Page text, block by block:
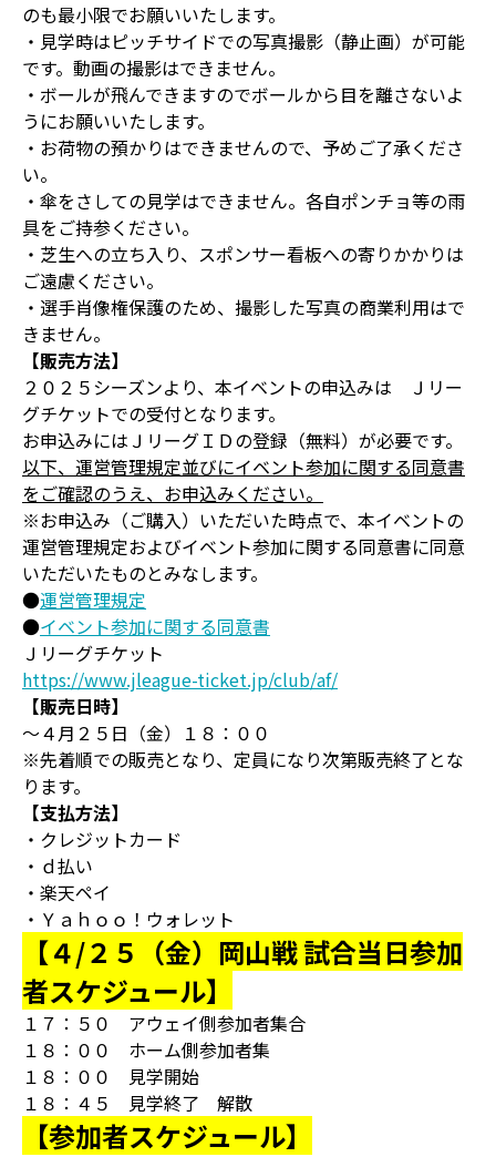
のも最小限でお願いいたします。
・見学時はピッチサイドでの写真撮影（静止画）が可能
です。動画の撮影はできません。
・ボールが飛んできますのでボールから目を離さないよ
うにお願いいたします。
・お荷物の預かりはできませんので、予めご了承くださ
い。
・傘をさしての見学はできません。各自ポンチョ等の雨
具をご持参ください。
・芝生への立ち入り、スポンサー看板への寄りかかりは
ご遠慮ください。
・選手肖像権保護のため、撮影した写真の商業利用はで
きません。
【販売方法】
２０２５シーズンより、本イベントの申込みは Ｊリー
グチケットでの受付となります。
お申込みにはＪリーグＩＤの登録（無料）が必要です。
以下、運営管理規定並びにイベント参加に関する同意書
をご確認のうえ、お申込みください。
※お申込み（ご購入）いただいた時点で、本イベントの
運営管理規定およびイベント参加に関する同意書に同意
いただいたものとみなします。
●運営管理規定
●イベント参加に関する同意書
Ｊリーグチケット
https://www.jleague-ticket.jp/club/af/
【販売日時】
～４月２５日（金）１８：００
※先着順での販売となり、定員になり次第販売終了とな
ります。
【支払方法】
・クレジットカード
・ｄ払い
・楽天ペイ
・Ｙａｈｏｏ！ウォレット
【４/２５（金）岡山戦 試合当日参加
者スケジュール】
１７：５０ アウェイ側参加者集合
１８：００ ホーム側参加者集
１８：００ 見学開始
１８：４５ 見学終了 解散
【参加者スケジュール】